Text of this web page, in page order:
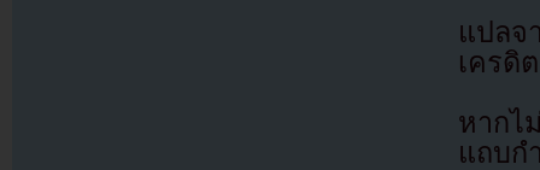
แปล
เครดิ
หากไ
แถบก